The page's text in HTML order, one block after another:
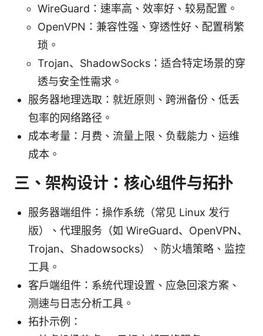
WireGuard：速率高、效率好、较易配置。
OpenVPN：兼容性强、穿透性好、配置稍繁
琐。
Trojan、ShadowSocks：适合特定场景的穿
透与安全性需求。
服务器地理选取：就近原则、跨洲备份、低丢
包率的网络路径。
成本考量：月费、流量上限、负载能力、运维
成本。
三、架构设计：核心组件与拓扑
服务器端组件：操作系统（常见 Linux 发行
版）、代理服务（如 WireGuard、OpenVPN、
Trojan、Shadowsocks）、防火墙策略、监控
工具。
客户端组件：系统代理设置、应急回滚方案、
测速与日志分析工具。
拓扑示例：